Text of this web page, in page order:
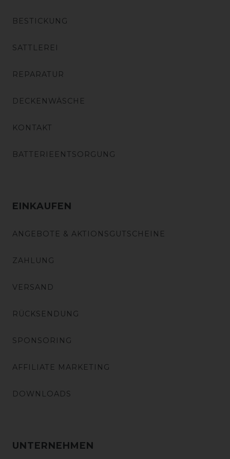
BESTICKUNG
SATTLEREI
REPARATUR
DECKENWÄSCHE
KONTAKT
BATTERIEENTSORGUNG
EINKAUFEN
ANGEBOTE & AKTIONSGUTSCHEINE
ZAHLUNG
VERSAND
RÜCKSENDUNG
SPONSORING
AFFILIATE MARKETING
DOWNLOADS
UNTERNEHMEN